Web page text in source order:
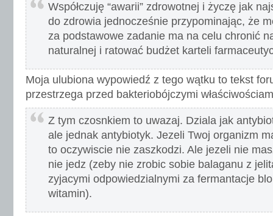
Współczuję “awarii” zdrowotnej i życzę jak
do zdrowia jednocześnie przypominając, że
za podstawowe zadanie ma na celu chronić
naturalnej i ratować budżet karteli
Moja ulubiona wypowiedź z tego wątku to tekst
przestrzega przed bakteriobójczymi
Z tym czosnkiem to uwazaj. Dziala jak
ale jednak antybiotyk. Jezeli Twoj organizm
to oczywiscie nie zaszkodzi. Ale jezeli nie
nie jedz (zeby nie zrobic sobie balaganu z
zyjacymi odpowiedzialnymi za fermantacje
witamin).